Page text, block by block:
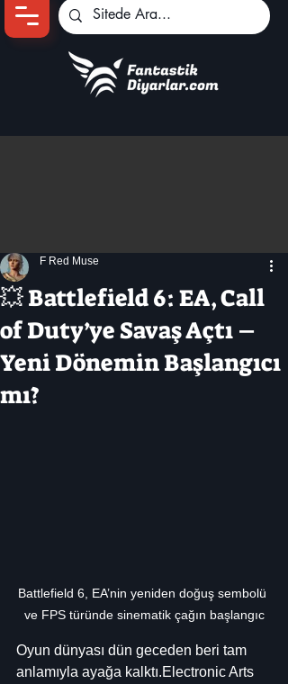
Black Desert
💥 Battlefield 6: EA, Call
of Duty’ye Savaş Açtı –
Yeni Dönemin Başlangıcı
mı?
F Red Muse
Battlefield 6, EA’nin yeniden doğuş sembolü
ve FPS türünde sinematik çağın başlangıc
Oyun dünyası dün geceden beri tam
anlamıyla ayağa kalktı.Electronic Arts